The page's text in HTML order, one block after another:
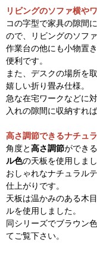
リビングのソファ横や
コの字型で家具の隙間
ので、リビングのソフ
作業台の他にも小物置
便利です。
また、デスクの場所を
嬉しい折り畳み仕様。
急な在宅ワークなどに
入れの隙間に収納すれ
高さ調節できるナチュ
角度と高さ調節ができ
ル色の天板を使用しまし
おしゃれなナチュラル
仕上がりです。
天板は温かみのある木
ルを使用しました。
同シリーズでブラウン
てご覧下さい。